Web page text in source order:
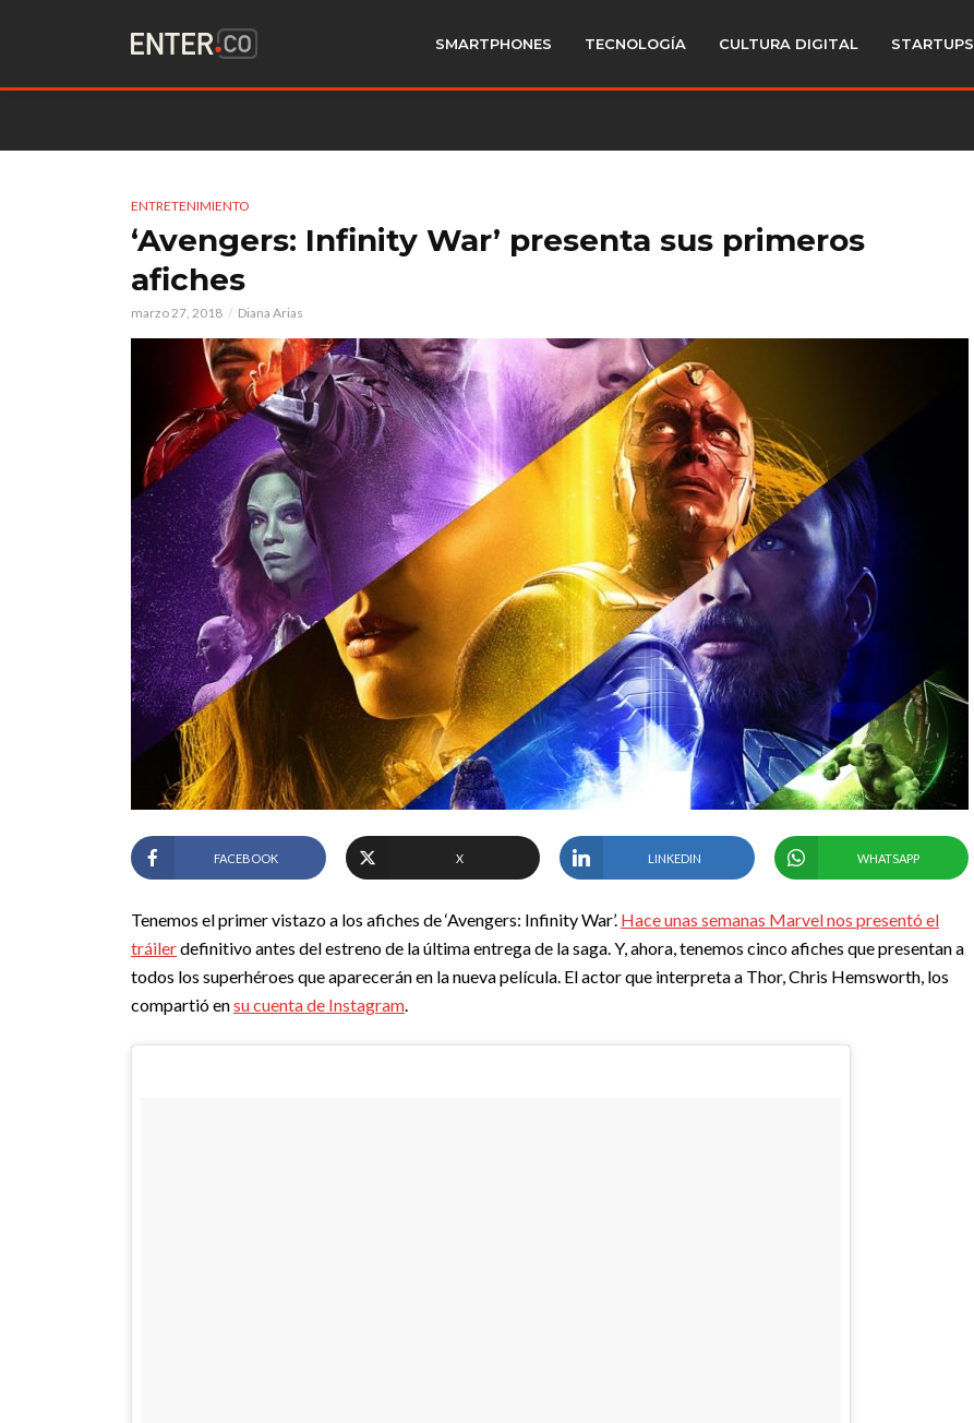
SMARTPHONES TECNOLOGÍA CULTURA DIGITAL STARTUPS
ENTRETENIMIENTO
‘Avengers: Infinity War’ presenta sus primeros
afiches
marzo 27, 2018 Diana Arias
FACEBOOK X LINKEDIN WHATSAPP
Tenemos el primer vistazo a los afiches de ‘Avengers: Infinity War’. Hace unas semanas Marvel nos presentó el
tráilerdefinitivo antes del estreno de la última entrega de la saga. Y, ahora, tenemos cinco afiches que presentan a
todos los superhéroes que aparecerán en la nueva película. El actor que interpreta a Thor, Chris Hemsworth, los
compartió ensu cuenta de Instagram.